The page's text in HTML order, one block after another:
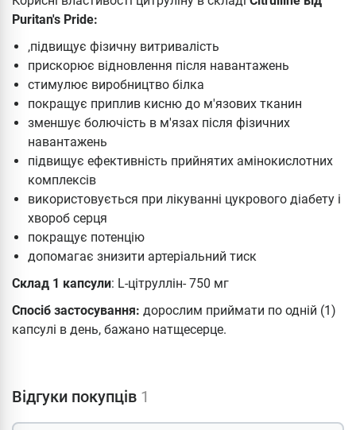
Puritan's Pride:
,підвищує фізичну витривалість
прискорює відновлення після навантажень
стимулює виробництво білка
покращує приплив кисню до м'язових тканин
зменшує болючість в м'язах після фізичних
навантажень
підвищує ефективність прийнятих амінокислотних
комплексів
використовується при лікуванні цукрового діабету і
хвороб серця
покращує потенцію
допомагає знизити артеріальний тиск
Склад 1 капсули: L-цітруллін- 750 мг
Спосіб застосування: дорослим приймати по одній (1)
капсулі в день, бажано натщесерце.
Відгуки покупців 1